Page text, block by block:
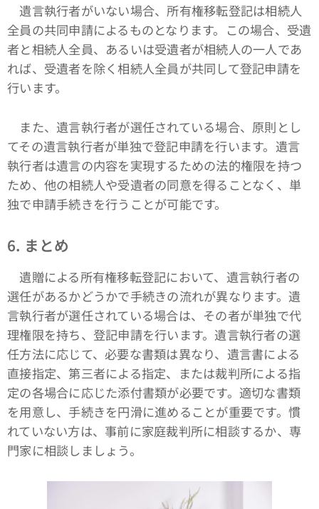
遺言執行者がいない場合、所有権移転登記は相続人
全員の共同申請によるものとなります。この場合、受遺
者と相続人全員、あるいは受遺者が相続人の一人であ
れば、受遺者を除く相続人全員が共同して登記申請を
行います。
また、遺言執行者が選任されている場合、原則とし
てその遺言執行者が単独で登記申請を行います。遺言
執行者は遺言の内容を実現するための法的権限を持つ
ため、他の相続人や受遺者の同意を得ることなく、単
独で申請手続きを行うことが可能です。
6. まとめ
遺贈による所有権移転登記において、遺言執行者の
選任があるかどうかで手続きの流れが異なります。遺
言執行者が選任されている場合は、その者が単独で代
理権限を持ち、登記申請を行います。遺言執行者の選
任方法に応じて、必要な書類は異なり、遺言書による
直接指定、第三者による指定、または裁判所による指
定の各場合に応じた添付書類が必要です。適切な書類
を用意し、手続きを円滑に進めることが重要です。慣
れていない方は、事前に家庭裁判所に相談するか、専
門家に相談しましょう。